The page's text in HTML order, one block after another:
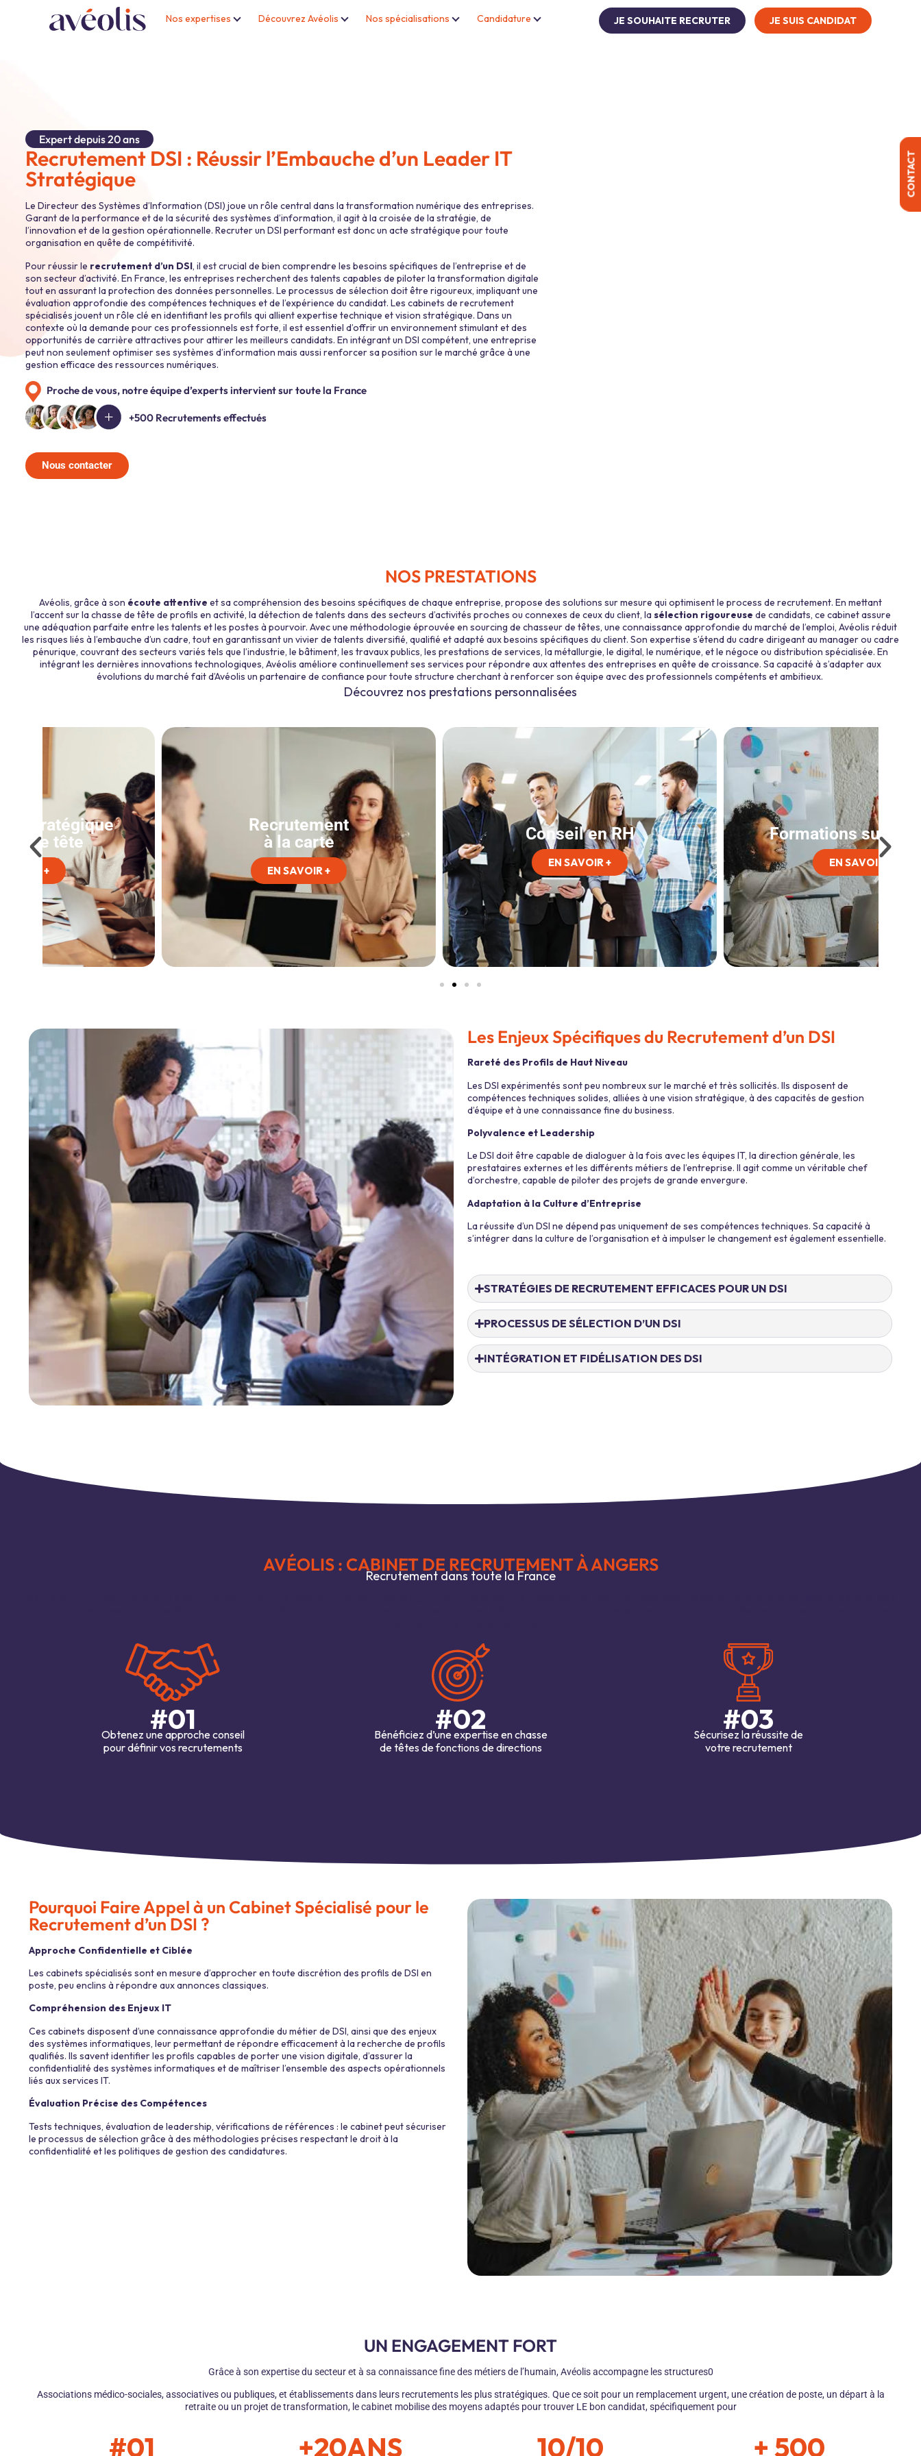
Nos expertises Découvrez Avéolis Nos spécialisations Candidature JE SOUHAITE RECRUTER JE SUIS CANDIDAT
Expert depuis 20 ans
Recrutement DSI : Réussir l’Embauche d’un Leader IT
Stratégique
Le Directeur des Systèmes d’Information (DSI) joue un rôle central dans la transformation numérique des entreprises.
Garant de la performance et de la sécurité des systèmes d’information, il agit à la croisée de la stratégie, de
l’innovation et de la gestion opérationnelle. Recruter un DSI performant est donc un acte stratégique pour toute
organisation en quête de compétitivité.
Pour réussir le recrutement d’un DSI, il est crucial de bien comprendre les besoins spécifiques de l’entreprise et de
son secteur d’activité. En France, les entreprises recherchent des talents capables de piloter la transformation digitale
tout en assurant la protection des données personnelles. Le processus de sélection doit être rigoureux, impliquant une
évaluation approfondie des compétences techniques et de l’expérience du candidat. Les cabinets de recrutement
spécialisés jouent un rôle clé en identifiant les profils qui allient expertise technique et vision stratégique. Dans un
contexte où la demande pour ces professionnels est forte, il est essentiel d’offrir un environnement stimulant et des
opportunités de carrière attractives pour attirer les meilleurs candidats. En intégrant un DSI compétent, une entreprise
peut non seulement optimiser ses systèmes d’information mais aussi renforcer sa position sur le marché grâce à une
gestion efficace des ressources numériques.
Proche de vous, notre équipe d’experts intervient sur toute la France
+500 Recrutements effectués
Nous contacter
NOS PRESTATIONS
Avéolis, grâce à son écoute attentive et sa compréhension des besoins spécifiques de chaque entreprise, propose des solutions sur mesure qui optimisent le process de recrutement. En mettant
l’accent sur la chasse de tête de profils en activité, la détection de talents dans des secteurs d’activités proches ou connexes de ceux du client, lasélection rigoureuse de candidats, ce cabinet assure
une adéquation parfaite entre les talents et les postes à pourvoir. Avec une méthodologie éprouvée en sourcing de chasseur de têtes, une connaissance approfondie du marché de l’emploi, Avéolis réduit
les risques liés à l’embauche d’un cadre, tout en garantissant un vivier de talents diversifié, qualifié et adapté aux besoins spécifiques du client. Son expertise s’étend du cadre dirigeant au manager ou cadre
pénurique, couvrant des secteurs variés tels que l’industrie, le bâtiment, les travaux publics, les prestations de services, la métallurgie, le digital, le numérique, et le négoce ou distribution spécialisée. En
intégrant les dernières innovations technologiques, Avéolis améliore continuellement ses services pour répondre aux attentes des entreprises en quête de croissance. Sa capacité à s’adapter aux
évolutions du marché fait d’Avéolis un partenaire de confiance pour toute structure cherchant à renforcer son équipe avec des professionnels compétents et ambitieux.
Découvrez nos prestations personnalisées
Recrutement
à la carte
EN SAVOIR +
Conseil en RH
EN SAVOIR +
Formations sur-mesure
EN SAVOIR +
Les Enjeux Spécifiques du Recrutement d’un DSI
Rareté des Profils de Haut Niveau
Les DSI expérimentés sont peu nombreux sur le marché et très sollicités. Ils disposent de
compétences techniques solides, alliées à une vision stratégique, à des capacités de gestion
d’équipe et à une connaissance fine du business.
Polyvalence et Leadership
Le DSI doit être capable de dialoguer à la fois avec les équipes IT, la direction générale, les
prestataires externes et les différents métiers de l’entreprise. Il agit comme un véritable chef
d’orchestre, capable de piloter des projets de grande envergure.
Adaptation à la Culture d’Entreprise
La réussite d’un DSI ne dépend pas uniquement de ses compétences techniques. Sa capacité à
s’intégrer dans la culture de l’organisation et à impulser le changement est également essentielle.
STRATÉGIES DE RECRUTEMENT EFFICACES POUR UN DSI
PROCESSUS DE SÉLECTION D’UN DSI
INTÉGRATION ET FIDÉLISATION DES DSI
AVÉOLIS : CABINET DE RECRUTEMENT À ANGERS
Recrutement dans toute la France
#01
Obtenez une approche conseil
pour définir vos recrutements
#02
Bénéficiez d’une expertise en chasse
de têtes de fonctions de directions
#03
Sécurisez la réussite de
votre recrutement
Pourquoi Faire Appel à un Cabinet Spécialisé pour le
Recrutement d’un DSI ?
Approche Confidentielle et Ciblée
Les cabinets spécialisés sont en mesure d’approcher en toute discrétion des profils de DSI en
poste, peu enclins à répondre aux annonces classiques.
Compréhension des Enjeux IT
Ces cabinets disposent d’une connaissance approfondie du métier de DSI, ainsi que des enjeux
des systèmes informatiques, leur permettant de répondre efficacement à la recherche de profils
qualifiés. Ils savent identifier les profils capables de porter une vision digitale, d’assurer la
confidentialité des systèmes informatiques et de maîtriser l’ensemble des aspects opérationnels
liés aux services IT.
Évaluation Précise des Compétences
Tests techniques, évaluation de leadership, vérifications de références : le cabinet peut sécuriser
le processus de sélection grâce à des méthodologies précises respectant le droit à la
confidentialité et les politiques de gestion des candidatures.
UN ENGAGEMENT FORT
Grâce à son expertise du secteur et à sa connaissance fine des métiers de l’humain, Avéolis accompagne les structures0
Associations médico-sociales, associatives ou publiques, et établissements dans leurs recrutements les plus stratégiques. Que ce soit pour un remplacement urgent, une création de poste, un départ à la
retraite ou un projet de transformation, le cabinet mobilise des moyens adaptés pour trouver LE bon candidat, spécifiquement pour
#01 +20ANS 10/10 + 500
CONTACT